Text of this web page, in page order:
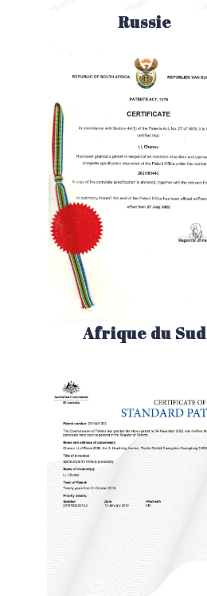
Russie
Afrique du Sud